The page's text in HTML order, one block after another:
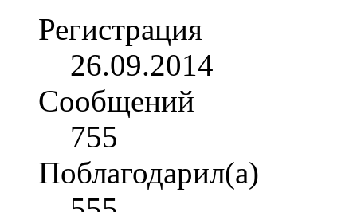
Регистрация
26.09.2014
Сообщений
755
Поблагодарил(а)